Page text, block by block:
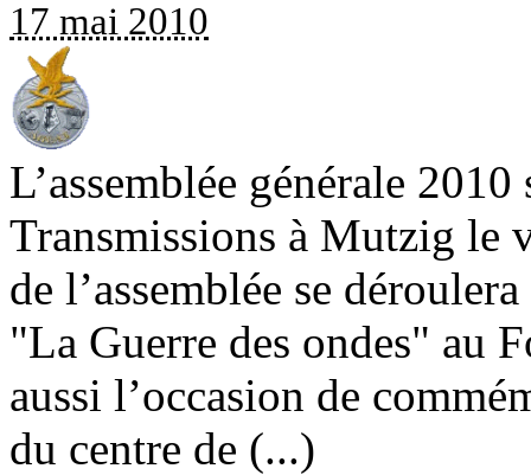
17 mai 2010
L’assemblée générale
Transmissions à Mutzig le
de l’assemblée se
"La Guerre des ondes" au
aussi l’occasion de
du centre de (...)